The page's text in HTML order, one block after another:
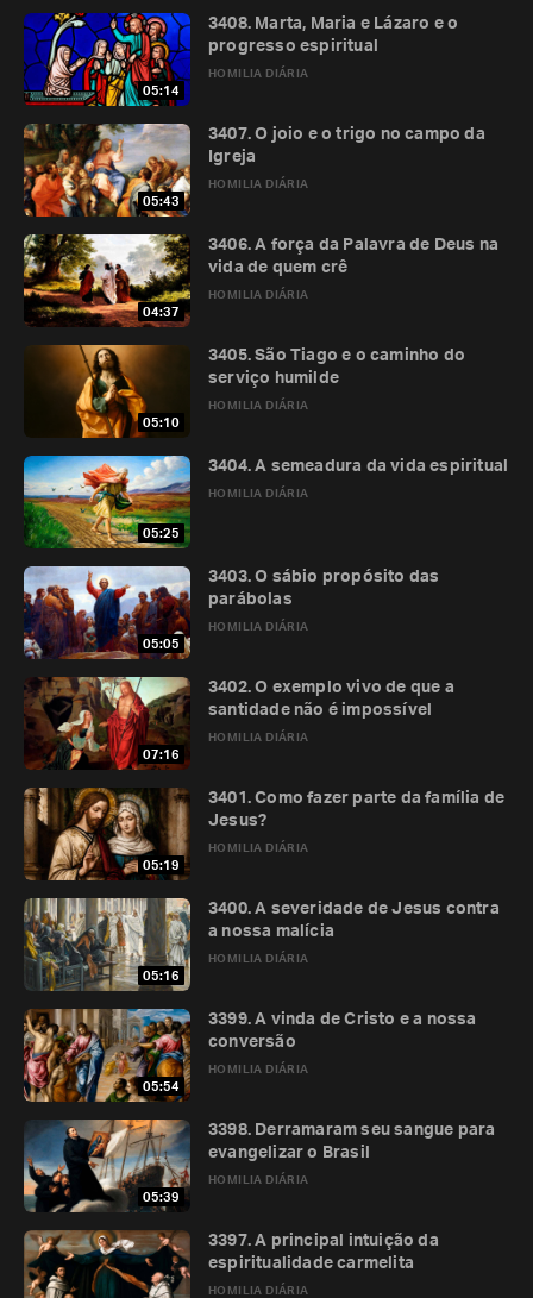
05:14
HOMILIA DIÁRIA
3408. Marta, Maria e Lázaro e o
progresso espiritual
05:43
HOMILIA DIÁRIA
3407. O joio e o trigo no campo da
Igreja
04:37
HOMILIA DIÁRIA
3406. A força da Palavra de Deus na
vida de quem crê
05:10
HOMILIA DIÁRIA
3405. São Tiago e o caminho do
serviço humilde
05:25
HOMILIA DIÁRIA
3404. A semeadura da vida espiritual
05:05
HOMILIA DIÁRIA
3403. O sábio propósito das
parábolas
07:16
HOMILIA DIÁRIA
3402. O exemplo vivo de que a
santidade não é impossível
05:19
HOMILIA DIÁRIA
3401. Como fazer parte da família de
Jesus?
05:16
HOMILIA DIÁRIA
3400. A severidade de Jesus contra
a nossa malícia
05:54
HOMILIA DIÁRIA
3399. A vinda de Cristo e a nossa
conversão
05:39
HOMILIA DIÁRIA
3398. Derramaram seu sangue para
evangelizar o Brasil
HOMILIA DIÁRIA
3397. A principal intuição da
espiritualidade carmelita